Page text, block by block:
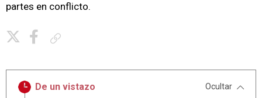
partes en conflicto.
De un vistazo Ocultar